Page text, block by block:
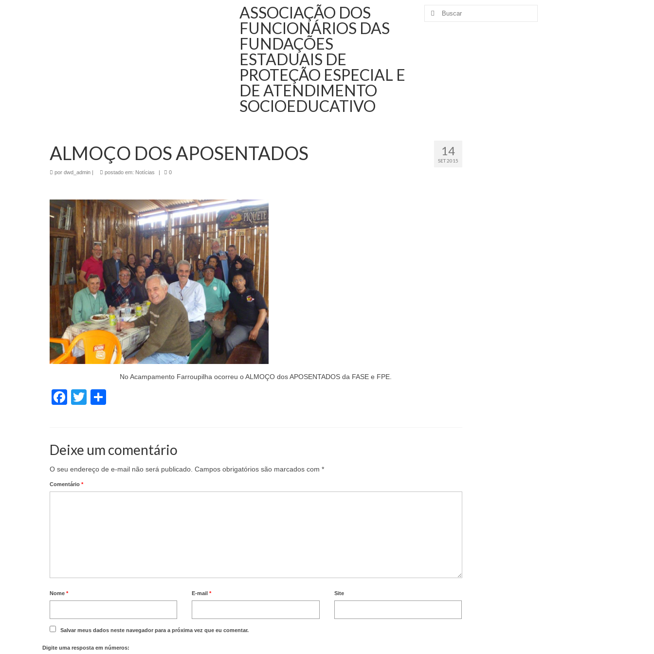
ASSOCIAÇÃO DOS
FUNCIONÁRIOS DAS
FUNDAÇÕES
ESTADUAIS DE
PROTEÇÃO ESPECIAL E
DE ATENDIMENTO
SOCIOEDUCATIVO
14
SET 2015
ALMOÇO DOS APOSENTADOS
por dwd_admin | postado em: Notícias | 0
No Acampamento Farroupilha ocorreu o ALMOÇO dos APOSENTADOS da FASE e FPE.
Facebook
Twitter
Deixe um comentário
O seu endereço de e-mail não será publicado. Campos obrigatórios são marcados com *
Comentário *
Nome * E-mail* Site
Salvar meus dados neste navegador para a próxima vez que eu comentar.
Digite uma resposta em números: